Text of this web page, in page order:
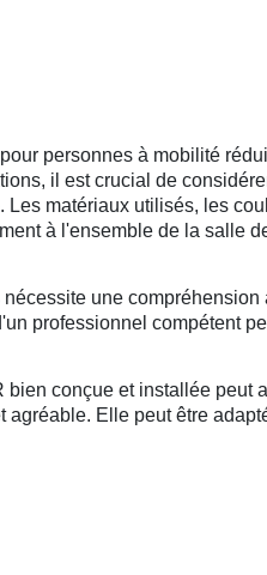
personnes à mobilité
il est crucial de
Les matériaux utilisés, les
à l'ensemble de la salle
une
professionnel compétent
bien conçue et installée
agréable. Elle peut être